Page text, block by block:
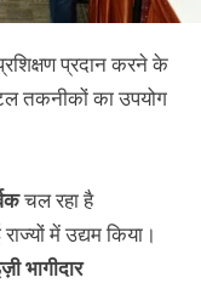
प्रदान करने के
तकनीकों का उपयोग
चल रहा है
में उद्यम किया।
भागीदार